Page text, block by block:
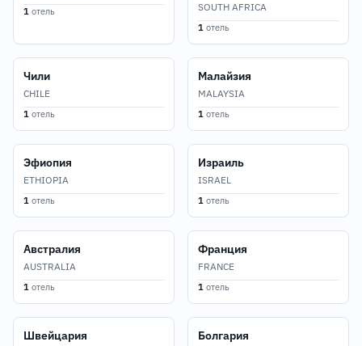
1 отель SOUTH AFRICA
1 отель
Чили
CHILE
1 отель
Малайзия
MALAYSIA
1 отель
Эфиопия
ETHIOPIA
1 отель
Израиль
ISRAEL
1 отель
Австралия
AUSTRALIA
1 отель
Франция
FRANCE
1 отель
Швейцария Болгария